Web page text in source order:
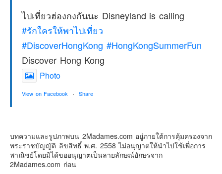
ไปเที่ยวฮ่องกงกันนะ Disneyland is calling
#รักใครให้พาไปเที่ยว
#DiscoverHongKong #HongKongSummerFun
Discover Hong Kong
Photo
View on Facebook · Share
เตรียมไว้หนวด ถอยปืนลูกซอง
#น้องเกรซ #ลูกสาวเราเป็นสาวแล้ว
บทความและรูปภาพบน 2Madames.com อยู่ภายใต้การคุ้มครองจาก
พระราชบัญญัติ ลิขสิทธิ์ พ.ศ. 2558 ไม่อนุญาตให้นำไปใช้เพื่อการ
พาณิชย์โดยมิได้ขออนุญาตเป็นลายลักษณ์อักษรจาก
2Madames.com ก่อน